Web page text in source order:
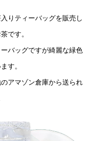
りティーバッグを販売し
です。
バッグですが綺麗な緑色
す。
アマゾン倉庫から送られ